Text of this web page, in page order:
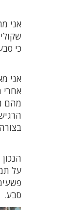
אני
כי
אני
מהם
על
סבע.